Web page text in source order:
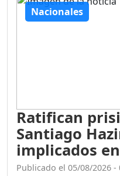
Nacionales
Ratifican
Santiago
implicados
Publicado el 05/08/2026 -